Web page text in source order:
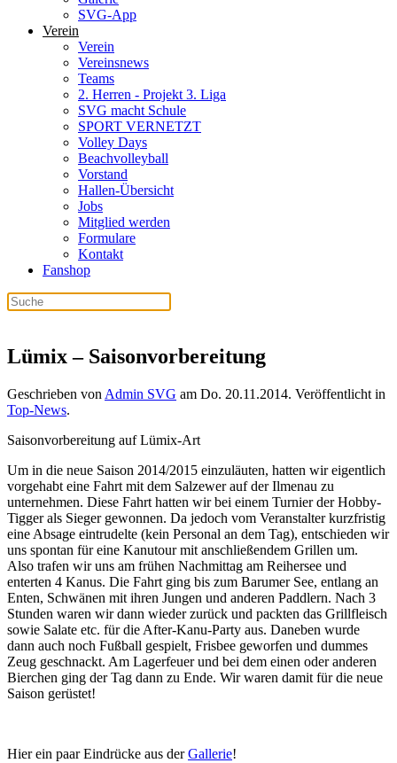
SVG-App
Verein
Verein
Vereinsnews
Teams
2. Herren - Projekt 3. Liga
SVG macht Schule
SPORT VERNETZT
Volley Days
Beachvolleyball
Vorstand
Hallen-Übersicht
Jobs
Mitglied werden
Formulare
Kontakt
Fanshop
Lümix – Saisonvorbereitung
Geschrieben von Admin SVG am Do. 20.11.2014. Veröffentlicht in
Top-News.
Saisonvorbereitung auf Lümix-Art
Um in die neue Saison 2014/2015 einzuläuten, hatten wir eigentlich
vorgehabt eine Fahrt mit dem Salzewer auf der Ilmenau zu
unternehmen. Diese Fahrt hatten wir bei einem Turnier der Hobby-
Tigger als Sieger gewonnen. Da jedoch vom Veranstalter kurzfristig
eine Absage eintrudelte (kein Personal an dem Tag), entschieden wir
uns spontan für eine Kanutour mit anschließendem Grillen um.
Also trafen wir uns am frühen Nachmittag am Reihersee und
enterten 4 Kanus. Die Fahrt ging bis zum Barumer See, entlang an
Enten, Schwänen mit ihren Jungen und anderen Paddlern. Nach 3
Stunden waren wir dann wieder zurück und packten das Grillfleisch
sowie Salate etc. für die After-Kanu-Party aus. Daneben wurde
dann auch noch Fußball gespielt, Frisbee geworfen und dummes
Zeug geschnackt. Am Lagerfeuer und bei dem einen oder anderen
Bierchen ging der Tag dann zu Ende. Wir waren damit für die neue
Saison gerüstet!
Hier ein paar Eindrücke aus derGallerie!